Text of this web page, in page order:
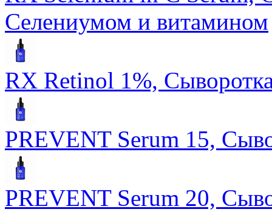
Селениумом и витамином
RX Retinol 1%,
PREVENT Serum 15,
PREVENT Serum 20,